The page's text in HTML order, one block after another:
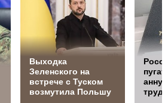
Выходка
Зеленского на
встрече с Туском
возмутила Польшу